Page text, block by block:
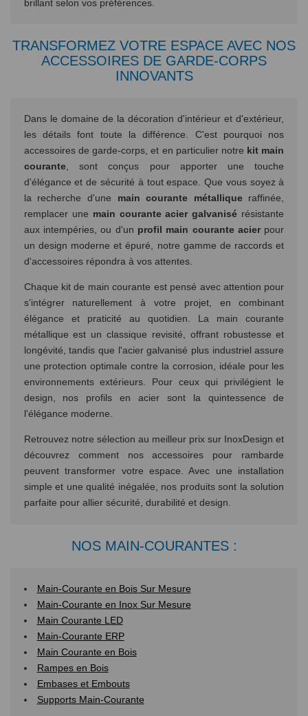
brillant selon vos préférences.
TRANSFORMEZ VOTRE ESPACE AVEC NOS
ACCESSOIRES DE GARDE-CORPS
INNOVANTS
Dans le domaine de la décoration d'intérieur et d'extérieur,
les détails font toute la différence. C'est pourquoi nos
accessoires de garde-corps, et en particulier notre kit main
courante, sont conçus pour apporter une touche
d'élégance et de sécurité à tout espace. Que vous soyez à
la recherche d'une main courante métalliqueraffinée,
remplacer une main courante acier galvanisé résistante
aux intempéries, ou d'un profil main courante acierpour
un design moderne et épuré, notre gamme de raccords et
d'accessoires répondra à vos attentes.
Chaque kit de main courante est pensé avec attention pour
s’intégrer naturellement à votre projet, en combinant
élégance et praticité au quotidien. La main courante
métallique est un classique revisité, offrant robustesse et
longévité, tandis que l'acier galvanisé plus industriel assure
une protection optimale contre la corrosion, idéale pour les
environnements extérieurs. Pour ceux qui privilégient le
design, nos profils en acier sont la quintessence de
l'élégance moderne.
Retrouvez notre sélection au meilleur prix sur InoxDesign et
découvrez comment nos accessoires pour rambarde
peuvent transformer votre espace. Avec une installation
simple et une qualité inégalée, nos produits sont la solution
parfaite pour allier sécurité, durabilité et design.
NOS MAIN-COURANTES :
Main-Courante en Bois Sur Mesure
Main-Courante en Inox Sur Mesure
Main Courante LED
Main-Courante ERP
Main Courante en Bois
Rampes en Bois
Embases et Embouts
Supports Main-Courante